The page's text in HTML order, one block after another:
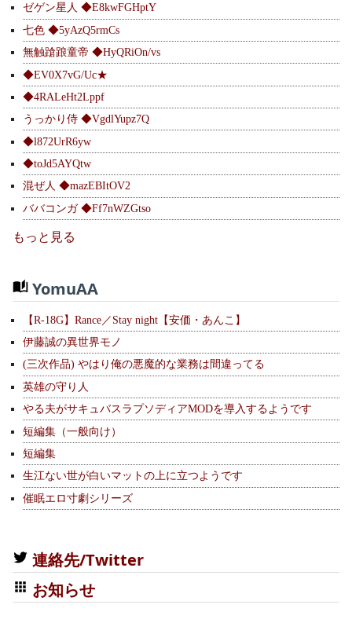
ゼゲン星人 ◆E8kwFGHptY
七色 ◆5yAzQ5rmCs
無触蹌踉童帝 ◆HyQRiOn/vs
◆EV0X7vG/Uc★
◆4RALeHt2Lppf
うっかり侍 ◆VgdlYupz7Q
◆l872UrR6yw
◆toJd5AYQtw
混ぜ人 ◆mazEBItOV2
ババコンガ ◆Ff7nWZGtso
もっと見る
YomuAA
【R-18G】Rance／Stay night【安価・あんこ】
伊藤誠の異世界モノ
(三次作品) やはり俺の悪魔的な業務は間違ってる
英雄の守り人
やる夫がサキュバスラプソディアMODを導入するようです
短編集（一般向け）
短編集
生江ない世が白いマットの上に立つようです
催眠エロ寸劇シリーズ
連絡先/Twitter
お知らせ